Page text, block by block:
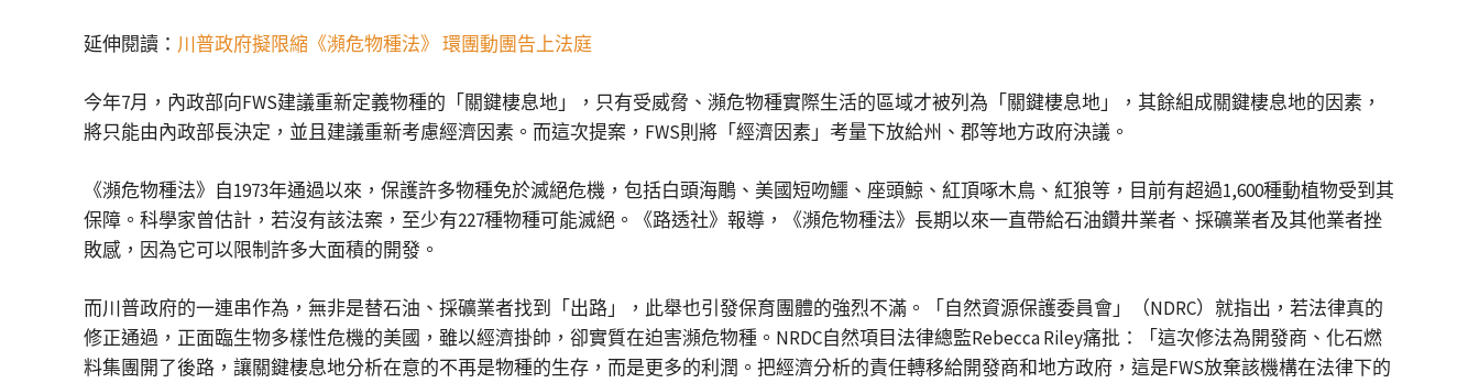
延伸閱讀： 川普政府擬限縮《瀕危物種法》 環團動團告上法庭
今年7月，內政部向FWS建議重新定義物種的「關鍵棲息地」，只有受威脅、瀕危物種實際生活的區域才被列為「關鍵棲息地」，其餘組成關鍵棲息地的因素，
將只能由內政部長決定，並且建議重新考慮經濟因素。而這次提案，FWS則將「經濟因素」考量下放給州、郡等地方政府決議。
《瀕危物種法》自1973年通過以來，保護許多物種免於滅絕危機，包括白頭海鵰、美國短吻鱷、座頭鯨、紅頂啄木鳥、紅狼等，目前有超過1,600種動植物受到其
保障。科學家曾估計，若沒有該法案，至少有227種物種可能滅絕。《路透社》報導，《瀕危物種法》長期以來一直帶給石油鑽井業者、採礦業者及其他業者挫
敗感，因為它可以限制許多大面積的開發。
而川普政府的一連串作為，無非是替石油、採礦業者找到「出路」，此舉也引發保育團體的強烈不滿。「自然資源保護委員會」（NDRC）就指出，若法律真的
修正通過，正面臨生物多樣性危機的美國，雖以經濟掛帥，卻實質在迫害瀕危物種。NRDC自然項目法律總監Rebecca Riley痛批：「這次修法為開發商、化石燃
料集團開了後路，讓關鍵棲息地分析在意的不再是物種的生存，而是更多的利潤。把經濟分析的責任轉移給開發商和地方政府，這是FWS放棄該機構在法律下的